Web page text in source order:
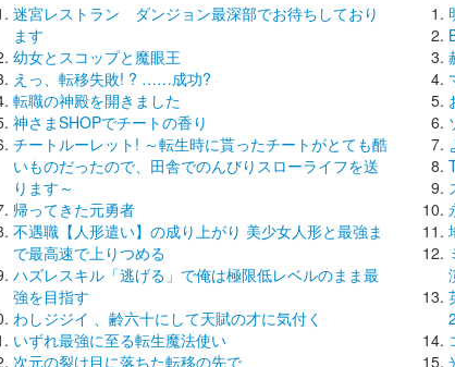
迷宮レストラン ダンジョン最深部でお待ちしており
ます
幼女とスコップと魔眼王
えっ、転移失敗! ? ……成功?
転職の神殿を開きました
神さまSHOPでチートの香り
チートルーレット! ～転生時に貰ったチートがとても酷
いものだったので、田舎でのんびりスローライフを送
ります～
帰ってきた元勇者
不遇職【人形遣い】の成り上がり 美少女人形と最強ま
で最高速で上りつめる
ハズレスキル「逃げる」で俺は極限低レベルのまま最
強を目指す
わしジジイ 、齢六十にして天賦の才に気付く
いずれ最強に至る転生魔法使い
次元の裂け目に落ちた転移の先で